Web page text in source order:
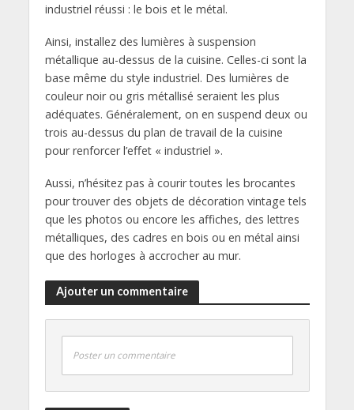
industriel réussi : le bois et le métal.
Ainsi, installez des lumières à suspension
métallique au-dessus de la cuisine. Celles-ci sont la
base même du style industriel. Des lumières de
couleur noir ou gris métallisé seraient les plus
adéquates. Généralement, on en suspend deux ou
trois au-dessus du plan de travail de la cuisine
pour renforcer l’effet « industriel ».
Aussi, n’hésitez pas à courir toutes les brocantes
pour trouver des objets de décoration vintage tels
que les photos ou encore les affiches, des lettres
métalliques, des cadres en bois ou en métal ainsi
que des horloges à accrocher au mur.
Ajouter un commentaire
Poster un commentaire